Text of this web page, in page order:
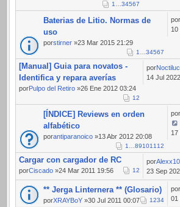
1 34567
Baterias de Litio. Normas de
uso
porstirner »23 Mar 2015 21:29
1 34567
por
10
[Manual] Guia para novatos -
Identifica y repara averías
porPulpo del Retiro »26 Ene 2012 03:24
12
por
14 Jul
[ÍNDICE] Reviews en orden
alfabético
porantiparanoico »13 Abr 2012 20:08
1 891011 12
por
17
Cargar con cargador de RC
porCiscado »24 Mar 2011 19:56 12
porAlexx10
23 Sep
** Jerga Linternera ** (Glosario)
porXRAYBoY »30 Jul 2011 00:07 1234
por
01